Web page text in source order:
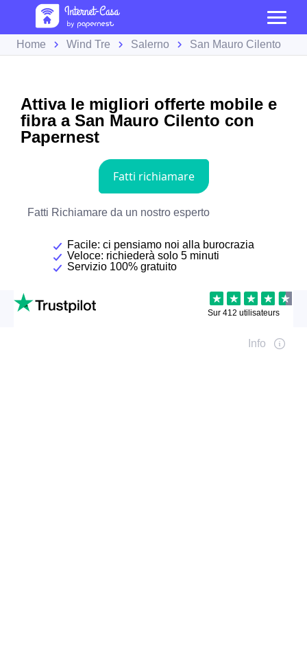
Home Wind Tre Salerno San Mauro Cilento